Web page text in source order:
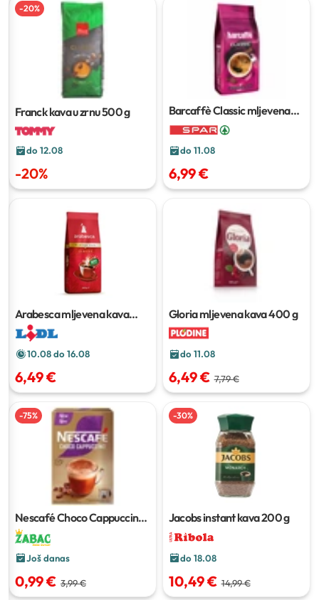
-20%
Franck kava u zrnu500 g
do 12.08
-20%
Barcaffè Classic mljevena
kava450 g
do 11.08
6,99 €
Arabesca mljevena kava
500 g
10.08 do 16.08
6,49 €
Gloria mljevena kava400 g
do 11.08
6,49 € 7,79 €
-75%
Nescafé Choco Cappuccino
112 g
Još danas
0,99 € 3,99 €
-30%
Jacobs instant kava200 g
do 18.08
10,49 € 14,99 €